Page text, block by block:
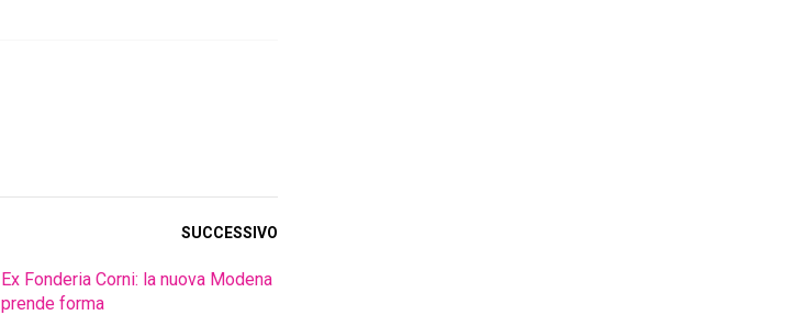
SUCCESSIVO
Ex Fonderia Corni: la nuova Modena
prende forma